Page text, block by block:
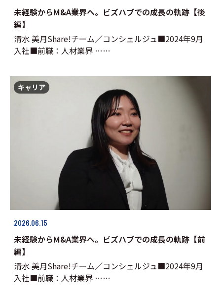
未経験からM&A業界へ。ビズハブでの成長の軌跡【後
編】
清水 美月Share!チーム／コンシェルジュ■2024年9月
入社■前職：人材業界 ……
2026.06.15
未経験からM&A業界へ。ビズハブでの成長の軌跡【前
編】
清水 美月Share!チーム／コンシェルジュ■2024年9月
入社■前職：人材業界 ……
キャリア